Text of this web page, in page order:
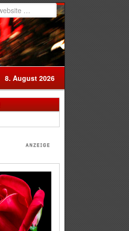
8. August 2026